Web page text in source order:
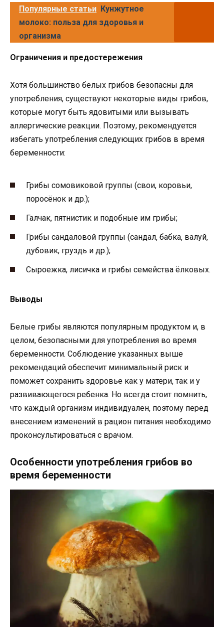
Популярные статьи Кунжутное
молоко: польза для здоровья и
организма
Ограничения и предостережения
Хотя большинство белых грибов безопасны для
употребления, существуют некоторые виды грибов,
которые могут быть ядовитыми или вызывать
аллергические реакции. Поэтому, рекомендуется
избегать употребления следующих грибов в время
беременности:
Грибы сомовиковой группы (свои, коровьи,
поросёнок и др.);
Галчак, пятнистик и подобные им грибы;
Грибы сандаловой группы (сандал, бабка, валуй,
дубовик, груздь и др.);
Сыроежка, лисичка и грибы семейства ёлковых.
Выводы
Белые грибы являются популярным продуктом и, в
целом, безопасными для употребления во время
беременности. Соблюдение указанных выше
рекомендаций обеспечит минимальный риск и
поможет сохранить здоровье как у матери, так и у
развивающегося ребенка. Но всегда стоит помнить,
что каждый организм индивидуален, поэтому перед
внесением изменений в рацион питания необходимо
проконсультироваться с врачом.
Особенности употребления грибов во
время беременности